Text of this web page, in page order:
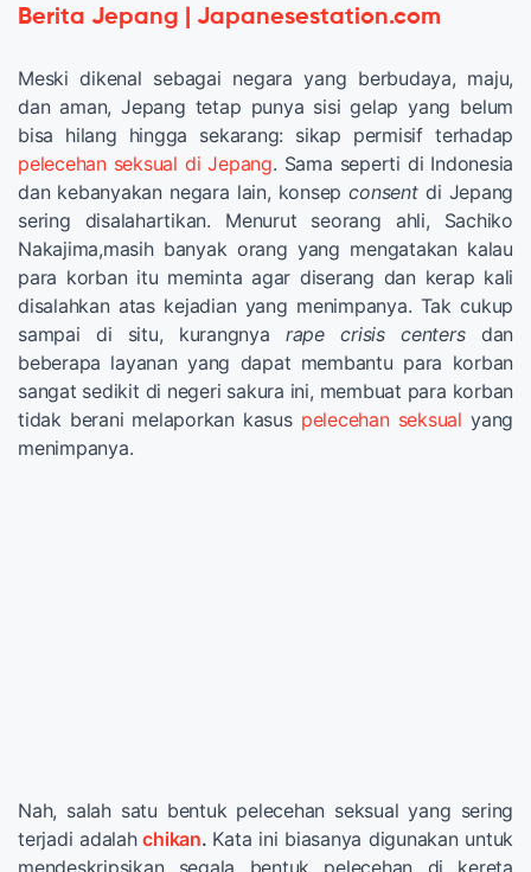
Berita Jepang | Japanesestation.com
Meski dikenal sebagai negara yang berbudaya, maju,
dan aman, Jepang tetap punya sisi gelap yang belum
bisa hilang hingga sekarang: sikap permisif terhadap
pelecehan seksual di Jepang. Sama seperti di Indonesia
dan kebanyakan negara lain, konsepconsent di Jepang
sering disalahartikan. Menurut seorang ahli, Sachiko
Nakajima,masih banyak orang yang mengatakan kalau
para korban itu meminta agar diserang dan kerap kali
disalahkan atas kejadian yang menimpanya. Tak cukup
sampai di situ, kurangnya rape crisis centersdan
beberapa layanan yang dapat membantu para korban
sangat sedikit di negeri sakura ini, membuat para korban
tidak berani melaporkan kasus pelecehan seksual yang
menimpanya.
Nah, salah satu bentuk pelecehan seksual yang sering
terjadi adalahchikan. Kata ini biasanya digunakan untuk
mendeskripsikan segala bentuk pelecehan di kereta